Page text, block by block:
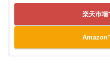
楽天市場
Amazon